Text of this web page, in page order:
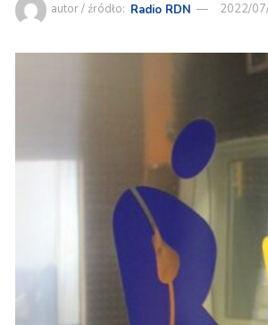
autor / źródło: Radio RDN 2022/